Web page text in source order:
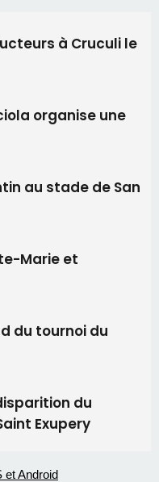
à Cruculi le
organise une
au stade de San
Marie et
du tournoi du
du
Exupery